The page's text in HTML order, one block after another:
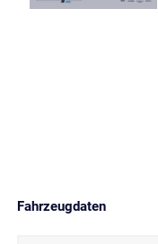
Fahrzeugdaten